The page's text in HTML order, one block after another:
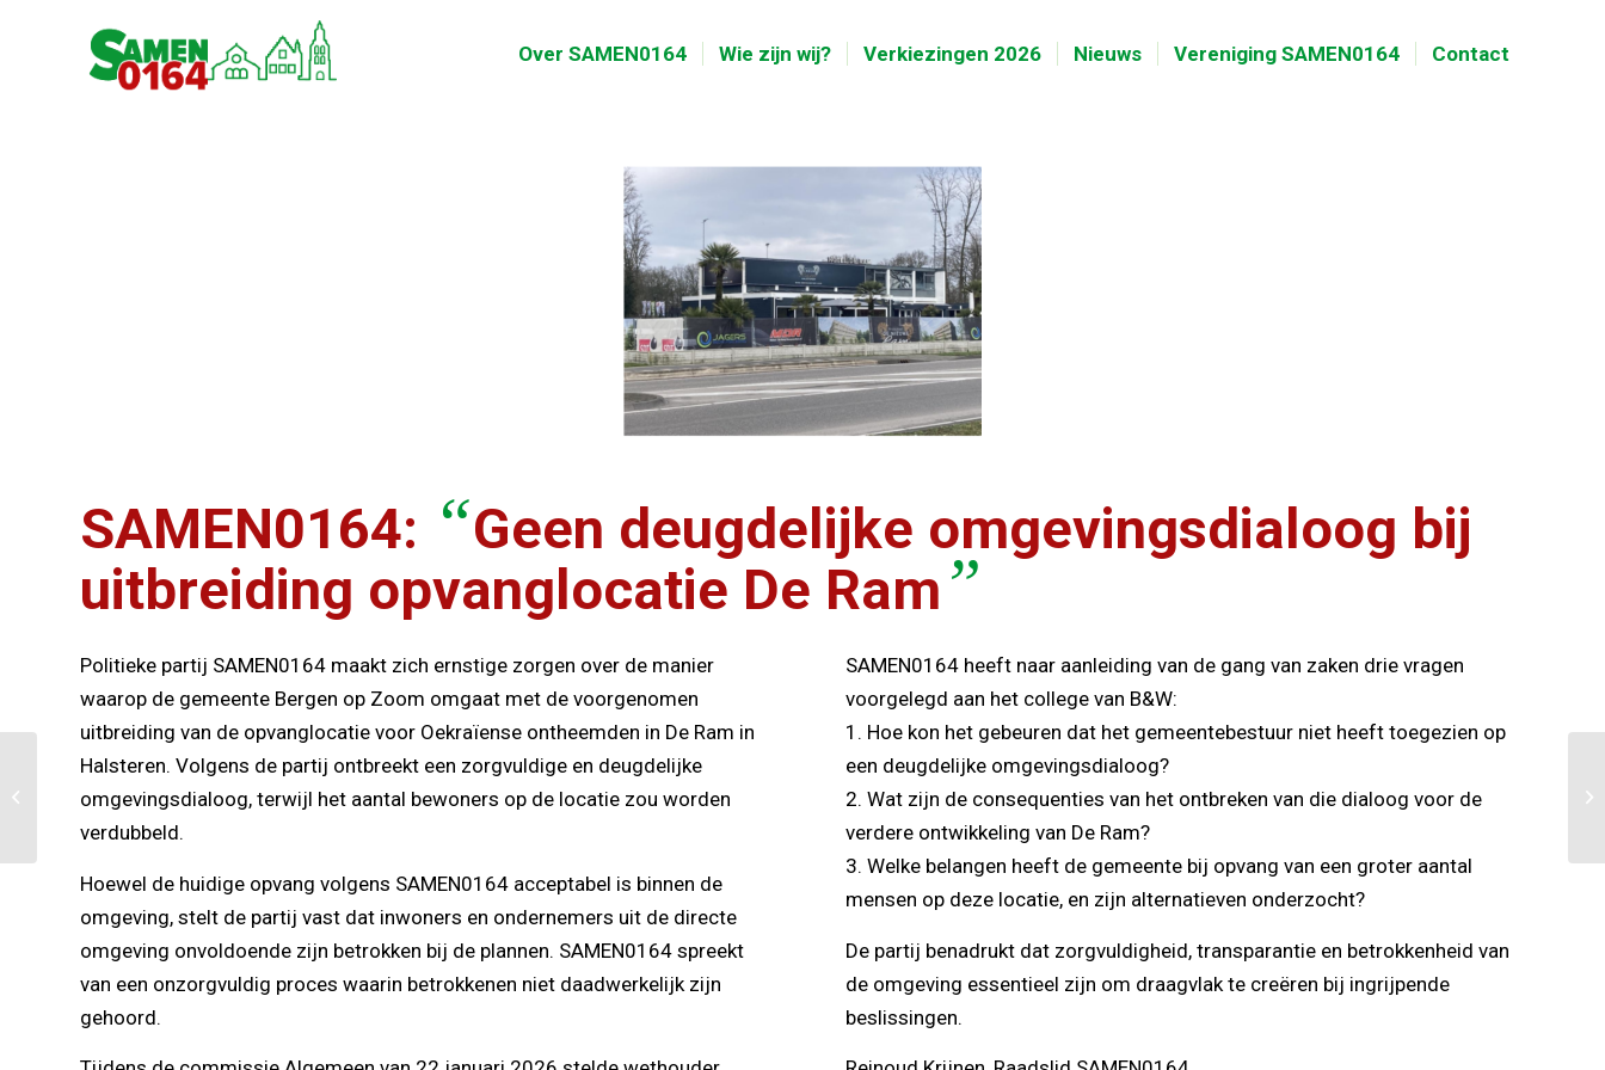
Over SAMEN0164 Wie zijn wij? Verkiezingen 2026 Nieuws Vereniging SAMEN0164 Contact
SAMEN0164: “Geen deugdelijke omgevingsdialoog bij
uitbreiding opvanglocatie De Ram ”
Politieke partij SAMEN0164 maakt zich ernstige zorgen over de manier
waarop de gemeente Bergen op Zoom omgaat met de voorgenomen
uitbreiding van de opvanglocatie voor Oekraïense ontheemden in De Ram in
Halsteren. Volgens de partij ontbreekt een zorgvuldige en deugdelijke
omgevingsdialoog, terwijl het aantal bewoners op de locatie zou worden
verdubbeld.
Hoewel de huidige opvang volgens SAMEN0164 acceptabel is binnen de
omgeving, stelt de partij vast dat inwoners en ondernemers uit de directe
omgeving onvoldoende zijn betrokken bij de plannen. SAMEN0164 spreekt
van een onzorgvuldig proces waarin betrokkenen niet daadwerkelijk zijn
gehoord.
SAMEN0164 heeft naar aanleiding van de gang van zaken drie vragen
voorgelegd aan het college van B&W:
1. Hoe kon het gebeuren dat het gemeentebestuur niet heeft toegezien op
een deugdelijke omgevingsdialoog?
2. Wat zijn de consequenties van het ontbreken van die dialoog voor de
verdere ontwikkeling van De Ram?
3. Welke belangen heeft de gemeente bij opvang van een groter aantal
mensen op deze locatie, en zijn alternatieven onderzocht?
De partij benadrukt dat zorgvuldigheid, transparantie en betrokkenheid van
de omgeving essentieel zijn om draagvlak te creëren bij ingrijpende
beslissingen.
Voor Yvette
(SAMEN0164) ligt de lat
nooit te hoog